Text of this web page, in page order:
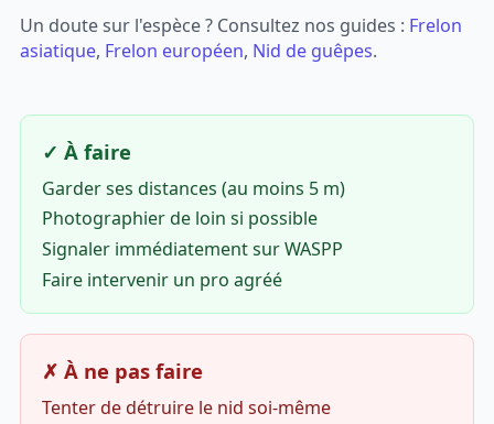
Un doute sur l'espèce ? Consultez nos guides : Frelon
asiatique, Frelon européen, Nid de guêpes.
✓ À faire
Garder ses distances (au moins 5 m)
Photographier de loin si possible
Signaler immédiatement sur WASPP
Faire intervenir un pro agréé
✗ À ne pas faire
Tenter de détruire le nid soi-même